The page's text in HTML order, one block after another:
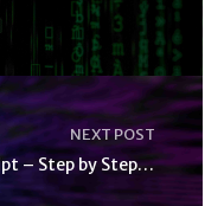
NEXT POST
How to Master JavaScript – Step by Step Tutorial